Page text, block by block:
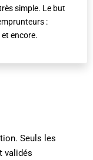
simple. Le but
:
encore.
Seuls les
validés